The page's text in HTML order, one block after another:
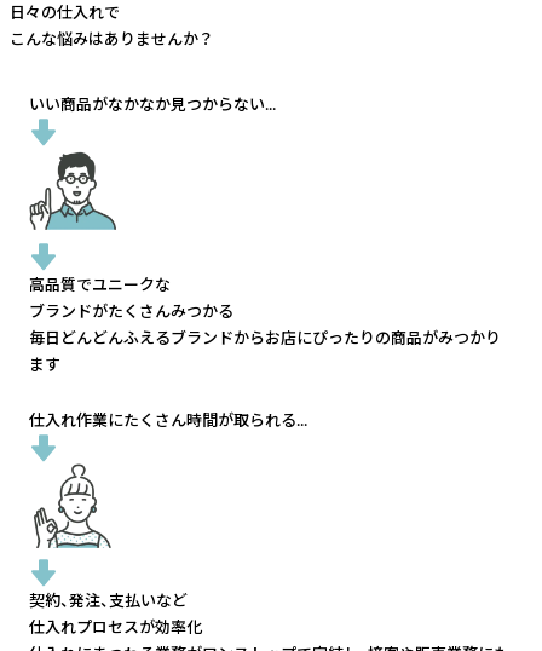
日々の仕入れで
こんな悩みはありませんか？
いい商品がなかなか見つからない...
高品質でユニークな
ブランドがたくさんみつかる
毎日どんどんふえるブランドからお店にぴったりの商品がみつかり
ます
仕入れ作業にたくさん時間が取られる...
契約、発注、支払いなど
仕入れプロセスが効率化